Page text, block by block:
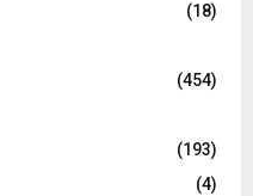
(18)
(454)
(193)
(4)